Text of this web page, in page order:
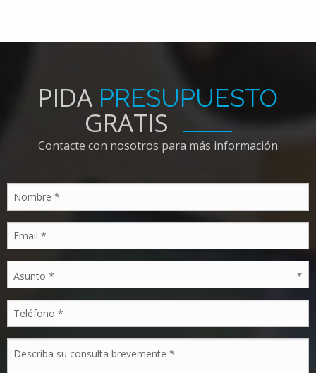
PIDA PRESUPUESTO
GRATIS
Contacte con nosotros para más información